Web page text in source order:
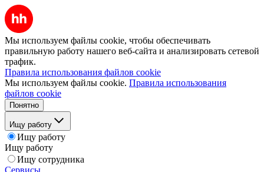
Мы используем файлы cookie, чтобы обеспечивать
правильную работу нашего веб-сайта и анализировать сетевой
трафик.
Правила использования файлов cookie
Мы используем файлы cookie. Правила использования
файлов cookie
Понятно
Ищу работу
Ищу работу
Ищу работу
Ищу сотрудника
Сервисы